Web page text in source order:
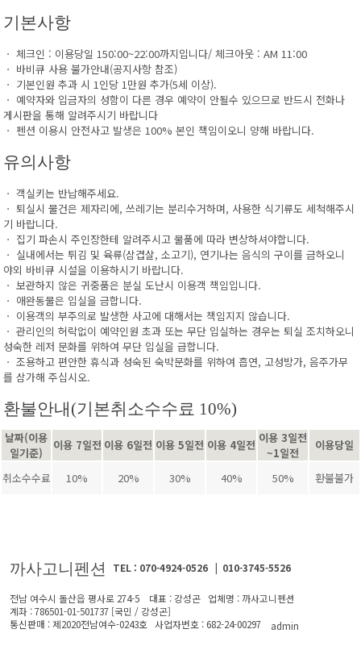
기본사항
ㆍ 체크인 : 이용당일 150:00~22:00까지입니다/ 체크아웃 : AM 11:00
ㆍ 바비큐 사용 불가안내(공지사항 참조)
ㆍ 기본인원 추과 시 1인당 1만원 추가(5세 이상).
ㆍ 예약자와 입금자의 성함이 다른 경우 예약이 안될수 있으므로 반드시 전화나
게시판을 통해 알려주시기 바랍니다
ㆍ 펜션 이용시 안전사고 발생은 100% 본인 책임이오니 양해 바랍니다.
유의사항
ㆍ 객실키는 반납해주세요.
ㆍ 퇴실시 물건은 제자리에, 쓰레기는 분리수거하며, 사용한 식기류도 세척해주시
기 바랍니다.
ㆍ 집기 파손시 주인장한테 알려주시고 물품에 따라 변상하셔야합니다.
ㆍ 실내에서는 튀김 및 육류(삼겹살, 소고기), 연기나는 음식의 구이를 금하오니
야외 바비큐 시설을 이용하시기 바랍니다.
ㆍ 보관하지 않은 귀중품은 분실 도난시 이용객 책임입니다.
ㆍ 애완동물은 입실을 금합니다.
ㆍ 이용객의 부주의로 발생한 사고에 대해서는 책임지지 않습니다.
ㆍ 관리인의 허락없이 예약인원 초과 또는 무단 입실하는 경우는 퇴실 조치하오니
성숙한 레저 문화를 위하여 무단 입실을 급합니다.
ㆍ 조용하고 편안한 휴식과 성숙된 숙박문화를 위하여 흡연, 고성방가, 음주가무
를 삼가해 주십시오.
환불안내(기본취소수수료 10%)
날짜(이용
일기준)
이용 7일전 이용 6일전 이용 5일전 이용 4일전 이용 3일전
~1일전
이용당일
취소수수료 10% 20% 30% 40% 50% 환불불가
까사고니펜션 TEL : 070-4924-0526 | 010-3745-5526
전남 여수시 돌산읍 평사로 274-5 대표 : 강성곤 업체명 : 까사고니펜션
계좌 : 786501-01-501737 [국민 / 강성곤]
통신판매 : 제2020전남여수-0243호 사업자번호 : 682-24-00297 admin